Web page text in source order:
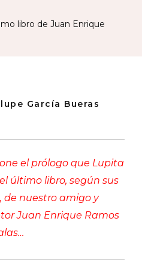
Enrique
libro de Juan Enrique
García Bueras
el prólogo que Lupita
último libro, según sus
de nuestro amigo y
Juan Enrique Ramos